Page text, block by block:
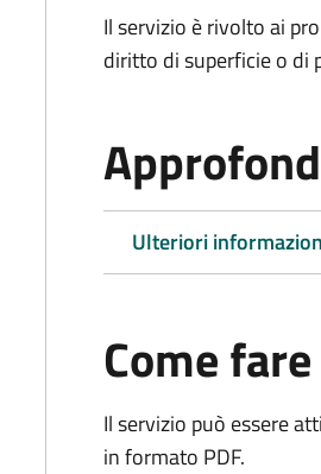
Il servizio è rivolto ai
diritto di superficie o di
Ulteriori
Come fare
Il servizio può essere
in formato PDF.